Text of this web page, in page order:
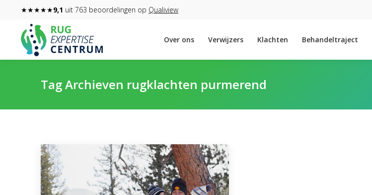
★★★★★9,1 uit 763 beoordelingen op Qualiview
Over ons Verwijzers Klachten Behandeltraject
Tag Archieven rugklachten purmerend